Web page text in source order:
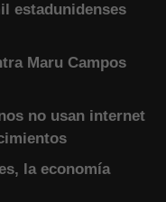
estadunidenses
Maru Campos
no usan internet
la economía